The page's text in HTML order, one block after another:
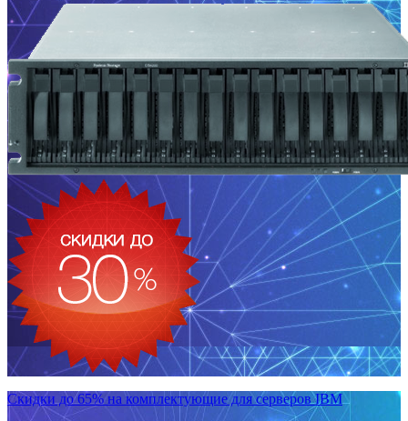
Скидки до 65% на комплектующие для серверов IBM